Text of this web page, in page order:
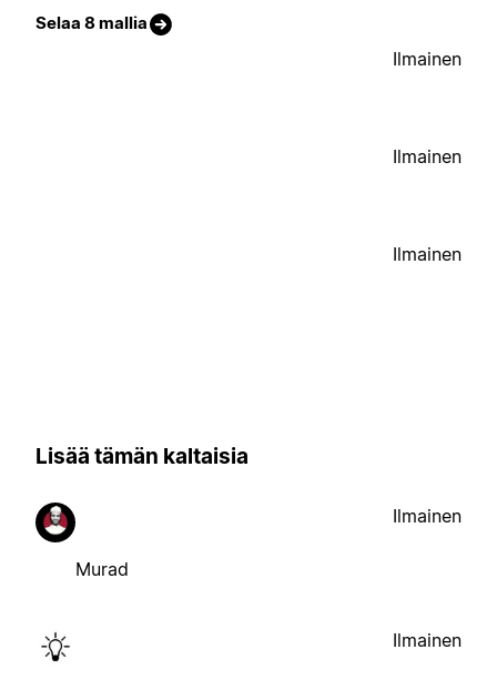
Selaa 8 mallia
Ilmainen
Ilmainen
Ilmainen
Lisää tämän kaltaisia
Murad
Ilmainen
Ilmainen